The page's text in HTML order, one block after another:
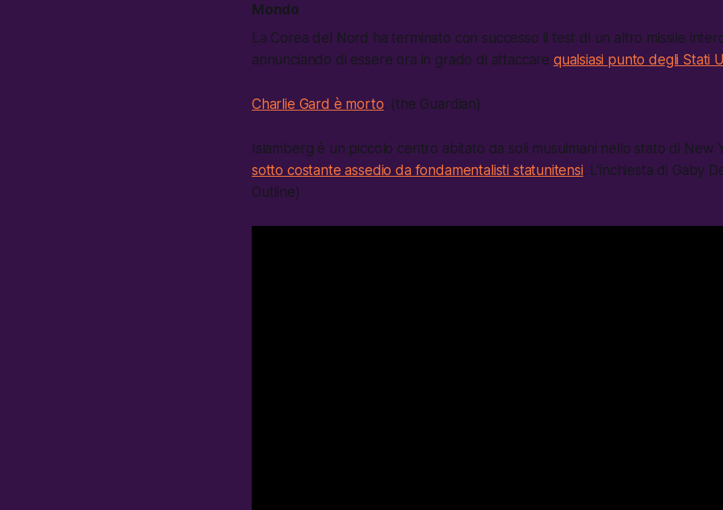
Mondo
La Corea del Nord ha terminato con successo il test di un altro missile
annunciando di essere ora in grado di attaccare qualsiasi punto degli Stati
Charlie Gard è morto. (the Guardian)
Islamberg è un piccolo centro abitato da soli musulmani nello stato di New
sotto costante assedio da fondamentalisti statunitensi. L’inchiesta di Gaby
Outline)